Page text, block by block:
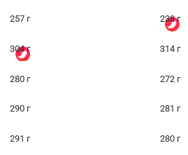
257 г 238 г
304 г 314 г
280 г 272 г
290 г 281 г
291 г 280 г